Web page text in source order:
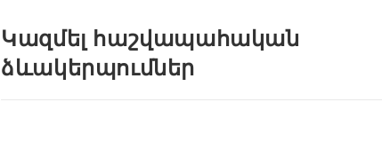
Կազմել հաշվապահական
ձևակերպումներ